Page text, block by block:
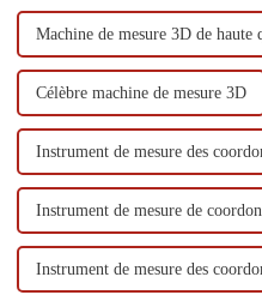
Machine de mesure 3D de haute
Célèbre machine de mesure 3D
Instrument de mesure des
Instrument de mesure de
Instrument de mesure des